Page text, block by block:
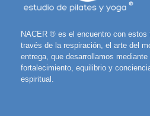
NACER ® es el encuentro con
través de la respiración, el arte del
entrega, que desarrollamos
fortalecimiento, equilibrio y
espiritual.